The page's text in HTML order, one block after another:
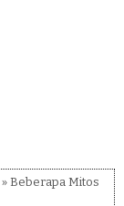
» Beberapa Mitos